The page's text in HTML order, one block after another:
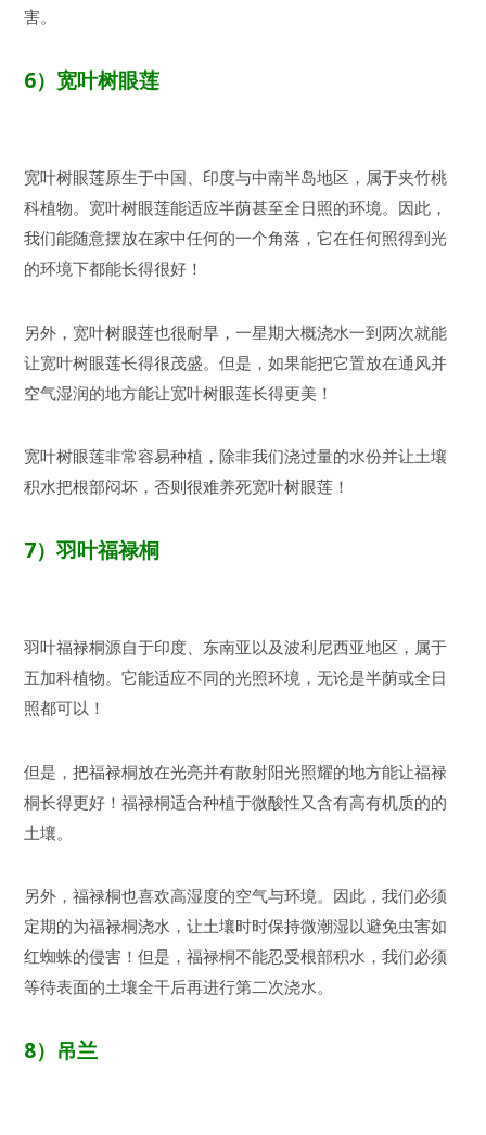
害。
6） 宽叶树眼莲
宽叶树眼莲原生于中国、印度与中南半岛地区，属于夹竹桃
科植物。宽叶树眼莲能适应半荫甚至全日照的环境。因此，
我们能随意摆放在家中任何的一个角落，它在任何照得到光
的环境下都能长得很好！
另外，宽叶树眼莲也很耐旱，一星期大概浇水一到两次就能
让宽叶树眼莲长得很茂盛。但是，如果能把它置放在通风并
空气湿润的地方能让宽叶树眼莲长得更美！
宽叶树眼莲非常容易种植，除非我们浇过量的水份并让土壤
积水把根部闷坏，否则很难养死宽叶树眼莲！
7）羽叶福禄桐
羽叶福禄桐源自于印度、东南亚以及波利尼西亚地区，属于
五加科植物。它能适应不同的光照环境，无论是半荫或全日
照都可以！
但是，把福禄桐放在光亮并有散射阳光照耀的地方能让福禄
桐长得更好！福禄桐适合种植于微酸性又含有高有机质的的
土壤。
另外，福禄桐也喜欢高湿度的空气与环境。因此，我们必须
定期的为福禄桐浇水，让土壤时时保持微潮湿以避免虫害如
红蜘蛛的侵害！但是，福禄桐不能忍受根部积水，我们必须
等待表面的土壤全干后再进行第二次浇水。
8） 吊兰